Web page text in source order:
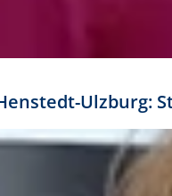
Ulzburg: